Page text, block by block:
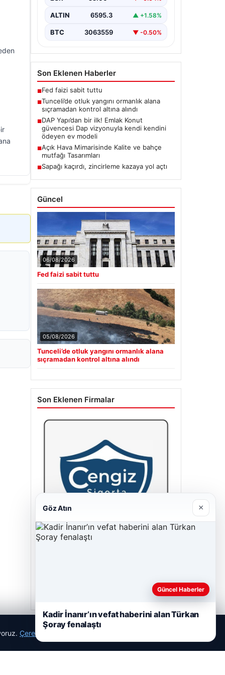
Karyemez köyleri arasında bulunan
belirlenemeyen bir nedenle…
ALTIN 6595.3 ▲ +1.58%
BTC 3063559 ▼ -0.50%
Son Eklenen Haberler
■Fed faizi sabit tuttu
■Tunceli’de otluk yangını ormanlık alana
sıçramadan kontrol altına alındı
■DAP Yapı’dan bir ilk! Emlak Konut
güvencesi Dap vizyonuyla kendi kendini
ödeyen ev modeli
■Açık Hava Mimarisinde Kalite ve bahçe
mutfağı Tasarımları
■Sapağı kaçırdı, zincirleme kazaya yol açtı
Güncel
06/08/2026
Fed faizi sabit tuttu
05/08/2026
Tunceli’de otluk yangını ormanlık alana
sıçramadan kontrol altına alındı
Son Eklenen Firmalar
Çerez Politikamız
Göz Atın ×
Güncel Haberler
Kadir İnanır’ın vefat haberini alan Türkan
Şoray fenalaştı